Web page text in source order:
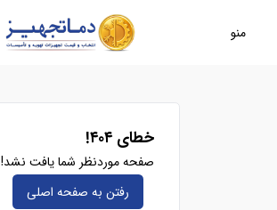
منو
خطای ۴۰۴!
صفحه موردنظر شما یافت نشد!
رفتن به صفحه‌ اصلی